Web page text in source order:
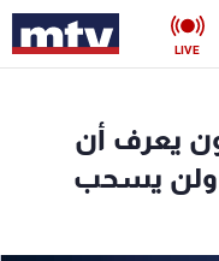
LIVE
يعرف أن
ولن يسحب